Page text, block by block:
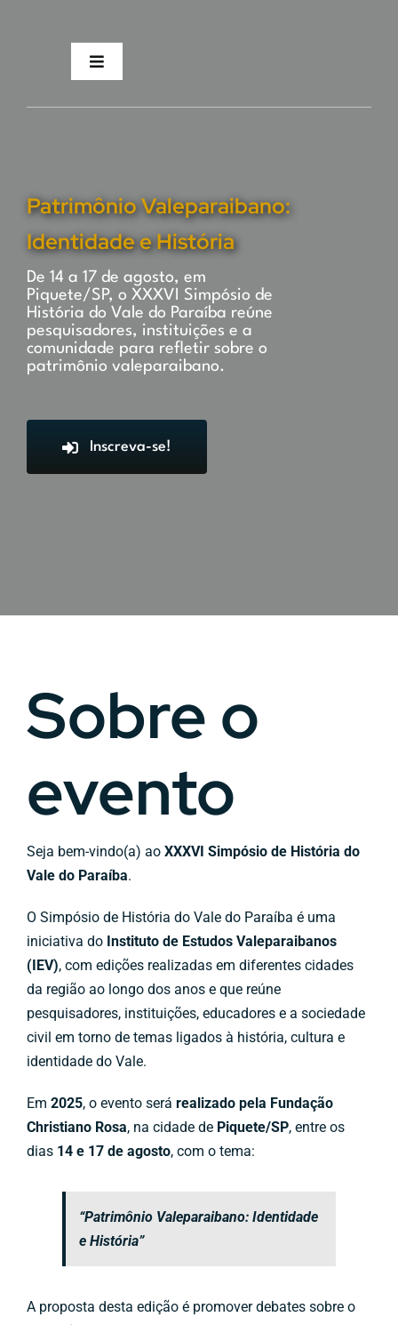
Toggle
Navigation
Home
Os Organizadores
Hospedagem
Contato
Patrimônio Valeparaibano:
Identidade e História
De 14 a 17 de agosto, em
Piquete/SP, o XXXVI Simpósio de
História do Vale do Paraíba reúne
pesquisadores, instituições e a
comunidade para refletir sobre o
patrimônio valeparaibano.
Inscreva-se!
Sobre o
evento
Seja bem-vindo(a) ao XXXVI Simpósio de História do
Vale do Paraíba.
O Simpósio de História do Vale do Paraíba é uma
iniciativa do Instituto de Estudos Valeparaibanos
(IEV), com edições realizadas em diferentes cidades
da região ao longo dos anos e que reúne
pesquisadores, instituições, educadores e a sociedade
civil em torno de temas ligados à história, cultura e
identidade do Vale.
Em 2025, o evento será realizado pela Fundação
Christiano Rosa, na cidade de Piquete/SP, entre os
dias 14 e 17 de agosto, com o tema:
“Patrimônio Valeparaibano: Identidade
e História”
A proposta desta edição é promover debates sobre o